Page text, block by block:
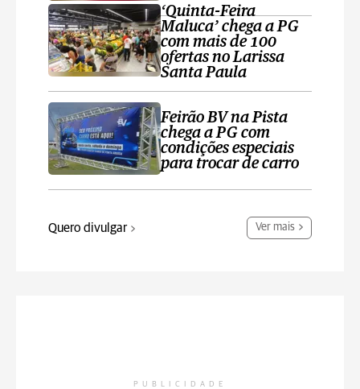
‘Quinta-Feira
Maluca’ chega a PG
com mais de 100
ofertas no Larissa
Santa Paula
Feirão BV na Pista
chega a PG com
condições especiais
para trocar de carro
Quero divulgar Ver mais
PUBLICIDADE